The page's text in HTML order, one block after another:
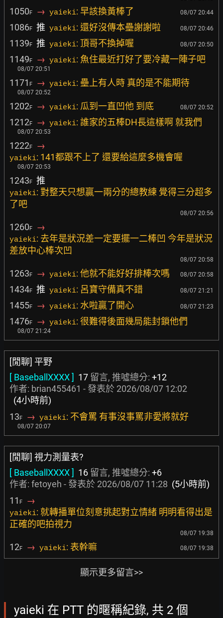
1050F → yaieki: 早該換黃棒了 08/07 20:44
1086F 推 yaieki: 還好沒傳本壘謝謝啦 08/07 20:46
1139F 推 yaieki: 頂哥不換掉喔 08/07 20:50
1149F → yaieki: 魚住最近打好了要冷藏一陣子吧
08/07 20:51
1171 F → yaieki: 壘上有人時 真的是不能期待
08/07 20:52
1202F → yaieki: 瓜到一直凹他 到底 08/07 20:52
1212F → yaieki: 誰家的五棒DH長這樣啊 就我們
08/07 20:53
1222F →
yaieki: 141都跟不上了 還要給這麼多機會喔
08/07 20:53
1243F 推
yaieki: 對整天只想贏一兩分的總教練 覺得三分超多
了吧
08/07 20:56
1260F →
yaieki: 去年是狀況差一定要擺一二棒凹 今年是狀況
差放中心棒次凹
08/07 20:58
1263F → yaieki: 他就不能好好排棒次嗎 08/07 20:58
1434F 推 yaieki: 呂寶守備真不錯 08/07 21:21
1455F → yaieki: 水啦贏了開心 08/07 21:23
1476F → yaieki: 很難得後面幾局能封鎖他們
08/07 21:24
[閒聊] 平野
[ BaseballXXXX ] 17 留言, 推噓總分: +12
作者: brian455461 - 發表於 2026/08/07 12:02
(4小時前)
13F → yaieki: 不會罵 有事沒事罵非愛將就好
08/07 20:07
[閒聊] 視力測量表?
[ BaseballXXXX ] 16 留言, 推噓總分: +6
作者: fetoyeh - 發表於 2026/08/07 11:28 (5小時前)
11 F →
yaieki: 就轉播單位刻意挑起對立情緒 明明看得出是
正確的吧拍視力
08/07 19:38
12F → yaieki: 表幹嘛 08/07 19:38
顯示更多留言>>
yaieki 在 PTT 的暱稱紀錄, 共 2 個